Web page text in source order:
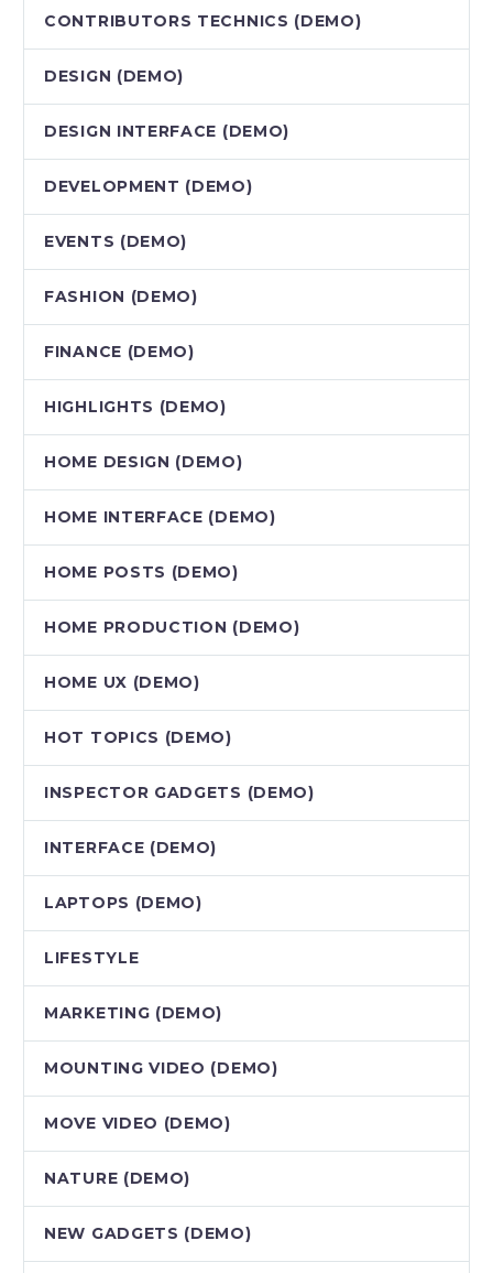
CONTRIBUTORS TECHNICS (DEMO)
DESIGN (DEMO)
DESIGN INTERFACE (DEMO)
DEVELOPMENT (DEMO)
EVENTS (DEMO)
FASHION (DEMO)
FINANCE (DEMO)
HIGHLIGHTS (DEMO)
HOME DESIGN (DEMO)
HOME INTERFACE (DEMO)
HOME POSTS (DEMO)
HOME PRODUCTION (DEMO)
HOME UX (DEMO)
HOT TOPICS (DEMO)
INSPECTOR GADGETS (DEMO)
INTERFACE (DEMO)
LAPTOPS (DEMO)
LIFESTYLE
MARKETING (DEMO)
MOUNTING VIDEO (DEMO)
MOVE VIDEO (DEMO)
NATURE (DEMO)
NEW GADGETS (DEMO)